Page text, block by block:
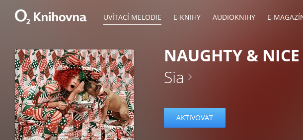
UVÍTACÍ MELODIE E-KNIHY AUDIOKNIHY E-
NAUGHTY & NICE
Sia
AKTIVOVAT